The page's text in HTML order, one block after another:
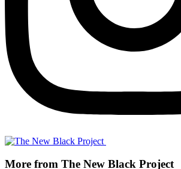
More from The New Black Project